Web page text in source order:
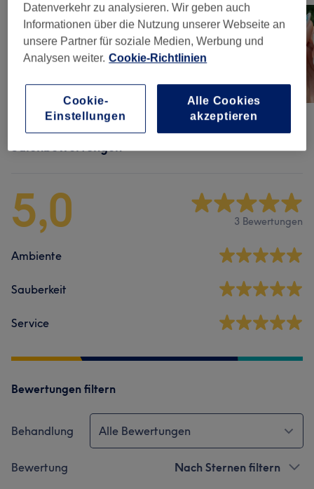
Salonbewertungen
5,0 3 Bewertungen
Ambiente
Sauberkeit
Service
Bewertungen filtern
Behandlung Alle Bewertungen
Bewertung Nach Sternen filtern
Datenverkehr zu analysieren. Wir geben auch
Informationen über die Nutzung unserer Webseite an
unsere Partner für soziale Medien, Werbung und
Analysen weiter. Cookie-Richtlinien
Alle Cookies
akzeptieren
Cookie-
Einstellungen